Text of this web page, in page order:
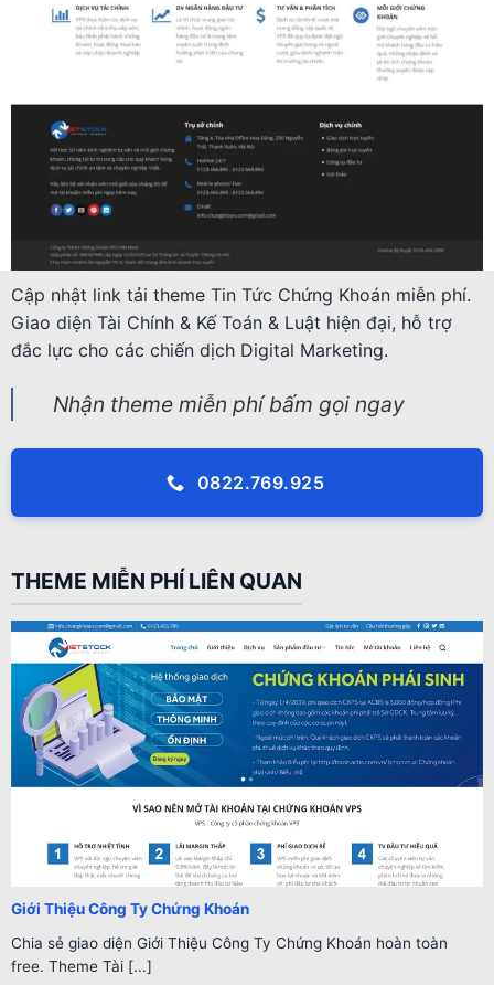
Cập nhật link tải theme Tin Tức Chứng Khoán miễn phí.
Giao diện Tài Chính & Kế Toán & Luật hiện đại, hỗ trợ
đắc lực cho các chiến dịch Digital Marketing.
Nhận theme miễn phí bấm gọi ngay
0822.769.925
THEME MIỄN PHÍ LIÊN QUAN
Giới Thiệu Công Ty Chứng Khoán
Chia sẻ giao diện Giới Thiệu Công Ty Chứng Khoán hoàn toàn
free. Theme Tài [...]